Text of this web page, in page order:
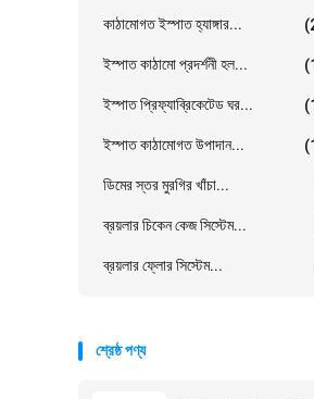
কাঠামোগত ইস্পাত হ্যাঙ্গার...
ইস্পাত কাঠামো প্রদর্শনী হল...
ইস্পাত প্রিফ্যাব্রিকেটেড ঘর...
ইস্পাত কাঠামোগত উপাদান...
ডিমের স্তর মুরগির খাঁচা...
ব্রয়লার চিকেন কেজ সিস্টেম...
ব্রয়লার ফ্লোর সিস্টেম...
শ্রেষ্ঠ পণ্য